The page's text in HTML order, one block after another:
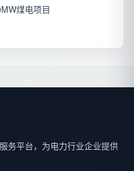
煤电项目
务平台，为电力行业企业提供